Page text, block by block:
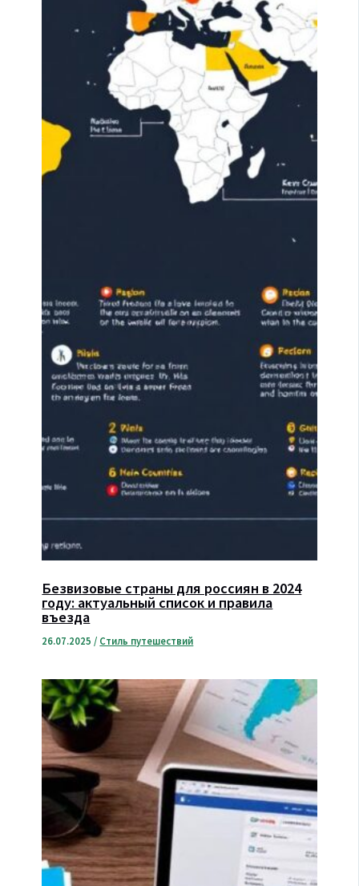
Безвизовые страны для россиян в 2024
году: актуальный список и правила
въезда
26.07.2025 / Стиль путешествий